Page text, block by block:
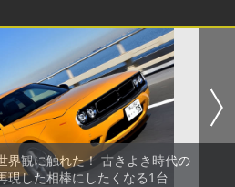
界観に触れた！ 古きよき時代の
現した相棒にしたくなる1台